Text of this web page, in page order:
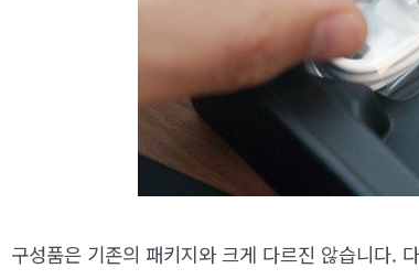
구성품은 기존의 패키지와 크게 다르진 않습니다.